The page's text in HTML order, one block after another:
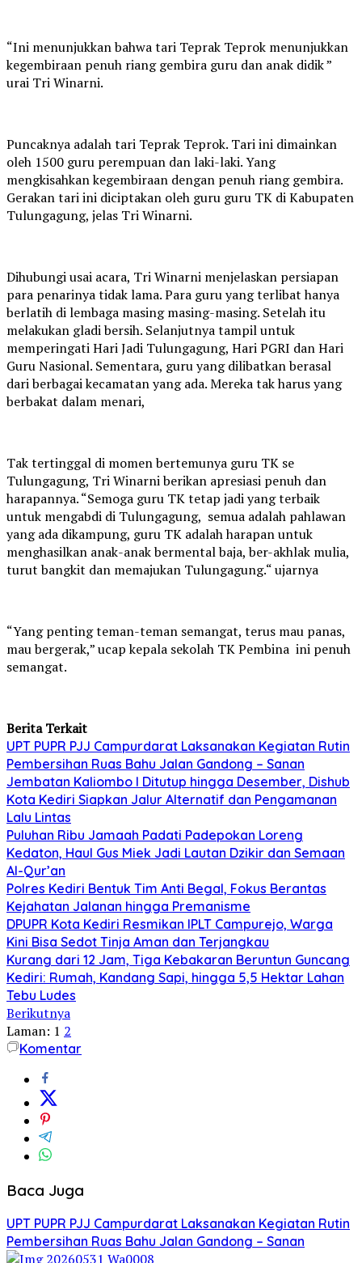
“Ini menunjukkan bahwa tari Teprak Teprok menunjukkan
kegembiraan penuh riang gembira guru dan anak didik ”
urai Tri Winarni.
Puncaknya adalah tari Teprak Teprok. Tari ini dimainkan
oleh 1500 guru perempuan dan laki-laki. Yang
mengkisahkan kegembiraan dengan penuh riang gembira.
Gerakan tari ini diciptakan oleh guru guru TK di Kabupaten
Tulungagung, jelas Tri Winarni.
Dihubungi usai acara, Tri Winarni menjelaskan persiapan
para penarinya tidak lama. Para guru yang terlibat hanya
berlatih di lembaga masing masing-masing. Setelah itu
melakukan gladi bersih. Selanjutnya tampil untuk
memperingati Hari Jadi Tulungagung, Hari PGRI dan Hari
Guru Nasional. Sementara, guru yang dilibatkan berasal
dari berbagai kecamatan yang ada. Mereka tak harus yang
berbakat dalam menari,
Tak tertinggal di momen bertemunya guru TK se
Tulungagung, Tri Winarni berikan apresiasi penuh dan
harapannya. “Semoga guru TK tetap jadi yang terbaik
untuk mengabdi di Tulungagung, semua adalah pahlawan
yang ada dikampung, guru TK adalah harapan untuk
menghasilkan anak-anak bermental baja, ber-akhlak mulia,
turut bangkit dan memajukan Tulungagung.“ ujarnya
“Yang penting teman-teman semangat, terus mau panas,
mau bergerak,” ucap kepala sekolah TK Pembina ini penuh
semangat.
Berita Terkait
UPT PUPR PJJ Campurdarat Laksanakan Kegiatan Rutin
Pembersihan Ruas Bahu Jalan Gandong – Sanan
Jembatan Kaliombo I Ditutup hingga Desember, Dishub
Kota Kediri Siapkan Jalur Alternatif dan Pengamanan
Lalu Lintas
Puluhan Ribu Jamaah Padati Padepokan Loreng
Kedaton, Haul Gus Miek Jadi Lautan Dzikir dan Semaan
Al-Qur’an
Polres Kediri Bentuk Tim Anti Begal, Fokus Berantas
Kejahatan Jalanan hingga Premanisme
DPUPR Kota Kediri Resmikan IPLT Campurejo, Warga
Kini Bisa Sedot Tinja Aman dan Terjangkau
Kurang dari 12 Jam, Tiga Kebakaran Beruntun Guncang
Kediri: Rumah, Kandang Sapi, hingga 5,5 Hektar Lahan
Tebu Ludes
Berikutnya
Laman: 1 2
Komentar
Baca Juga
UPT PUPR PJJ Campurdarat Laksanakan Kegiatan Rutin
Pembersihan Ruas Bahu Jalan Gandong – Sanan